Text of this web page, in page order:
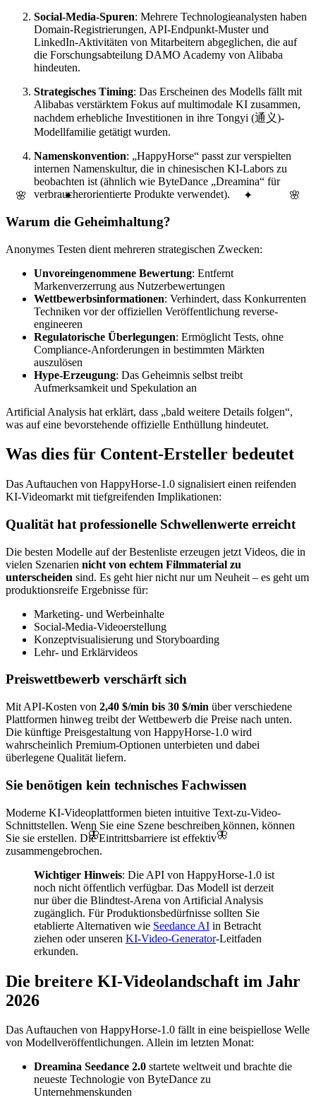
🌸 ✦
🦋
🌸
✦
🦋
Social-Media-Spuren: Mehrere Technologieanalysten haben
Domain-Registrierungen, API-Endpunkt-Muster und
LinkedIn-Aktivitäten von Mitarbeitern abgeglichen, die auf
die Forschungsabteilung DAMO Academy von Alibaba
hindeuten.
Strategisches Timing: Das Erscheinen des Modells fällt mit
Alibabas verstärktem Fokus auf multimodale KI zusammen,
nachdem erhebliche Investitionen in ihre Tongyi (通义)-
Modellfamilie getätigt wurden.
Namenskonvention: „HappyHorse“ passt zur verspielten
internen Namenskultur, die in chinesischen KI-Labors zu
beobachten ist (ähnlich wie ByteDance „Dreamina“ für
verbraucherorientierte Produkte verwendet).
Warum die Geheimhaltung?
Anonymes Testen dient mehreren strategischen Zwecken:
Unvoreingenommene Bewertung: Entfernt
Markenverzerrung aus Nutzerbewertungen
Wettbewerbsinformationen: Verhindert, dass Konkurrenten
Techniken vor der offiziellen Veröffentlichung reverse-
engineeren
Regulatorische Überlegungen: Ermöglicht Tests, ohne
Compliance-Anforderungen in bestimmten Märkten
auszulösen
Hype-Erzeugung: Das Geheimnis selbst treibt
Aufmerksamkeit und Spekulation an
Artificial Analysis hat erklärt, dass „bald weitere Details folgen“,
was auf eine bevorstehende offizielle Enthüllung hindeutet.
Was dies für Content-Ersteller bedeutet
Das Auftauchen von HappyHorse-1.0 signalisiert einen reifenden
KI-Videomarkt mit tiefgreifenden Implikationen:
Qualität hat professionelle Schwellenwerte erreicht
Die besten Modelle auf der Bestenliste erzeugen jetzt Videos, die in
vielen Szenarien nicht von echtem Filmmaterial zu
unterscheiden sind. Es geht hier nicht nur um Neuheit – es geht um
produktionsreife Ergebnisse für:
Marketing- und Werbeinhalte
Social-Media-Videoerstellung
Konzeptvisualisierung und Storyboarding
Lehr- und Erklärvideos
Preiswettbewerb verschärft sich
Mit API-Kosten von 2,40 $/min bis 30 $/min über verschiedene
Plattformen hinweg treibt der Wettbewerb die Preise nach unten.
Die künftige Preisgestaltung von HappyHorse-1.0 wird
wahrscheinlich Premium-Optionen unterbieten und dabei
überlegene Qualität liefern.
Sie benötigen kein technisches Fachwissen
Moderne KI-Videoplattformen bieten intuitive Text-zu-Video-
Schnittstellen. Wenn Sie eine Szene beschreiben können, können
Sie sie erstellen. Die Eintrittsbarriere ist effektiv
zusammengebrochen.
Wichtiger Hinweis: Die API von HappyHorse-1.0 ist
noch nicht öffentlich verfügbar. Das Modell ist derzeit
nur über die Blindtest-Arena von Artificial Analysis
zugänglich. Für Produktionsbedürfnisse sollten Sie
etablierte Alternativen wie Seedance AI in Betracht
ziehen oder unseren KI-Video-Generator-Leitfaden
erkunden.
Die breitere KI-Videolandschaft im Jahr
2026
Das Auftauchen von HappyHorse-1.0 fällt in eine beispiellose Welle
von Modellveröffentlichungen. Allein im letzten Monat:
Dreamina Seedance 2.0 startete weltweit und brachte die
neueste Technologie von ByteDance zu
Unternehmenskunden